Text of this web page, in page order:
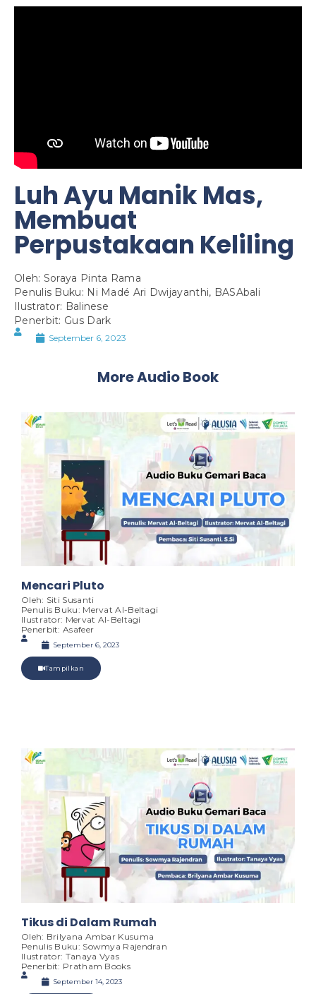
Luh Ayu Manik Mas,
Membuat
Perpustakaan Keliling
Oleh: Soraya Pinta Rama
Penulis Buku: Ni Madé Ari Dwijayanthi, BASAbali
Ilustrator: Balinese
Penerbit: Gus Dark
September 6, 2023
More Audio Book
Mencari Pluto
Oleh: Siti Susanti
Penulis Buku: Mervat Al-Beltagi
Ilustrator: Mervat Al-Beltagi
Penerbit: Asafeer
September 6, 2023
Tampilkan
Tikus di Dalam Rumah
Oleh: Brilyana Ambar Kusuma
Penulis Buku: Sowmya Rajendran
Ilustrator: Tanaya Vyas
Penerbit: Pratham Books
September 14, 2023